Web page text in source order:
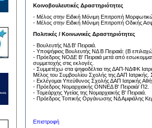
Κοινοβουλευτικές Δραστηριότητες
- Μέλος στην Ειδική Μόνιμη Επιτροπή
- Μέλος στην Ειδική Μόνιμη Επιτροπή Οδικής
Πολιτικές / Κοινωνικές Δραστηριότητες
- Βουλευτής ΝΔ Β' Πειραιά.
- Υποψήφιος Βουλευτής ΝΔ Β Πειραιά: (Β
- Πρόεδρος ΝΟΔΕ Β’ Πειραιά μετά από
συμμετοχής στις εκλογές.
- Συμμετέχω στα ψηφοδέλτια της ΔΑΠ-ΝΔΦΚ
Μέλος του Συμβουλίου Σχολής της ΔΑΠ
- Εκλέγομαι Υπεύθυνος Σχολής ΔΑΠ Ιατρικής
- Πρόεδρος Νομαρχιακής ΟΝΝΕΔ Β' Πειραιά/ Π2.
- Τομεάρχης Υγείας της Νομαρχιακής Β' Πειραιά.
- Πρόεδρος Τοπικής Οργάνωσης ΝΔ Αμφιάλης
Επιστροφή